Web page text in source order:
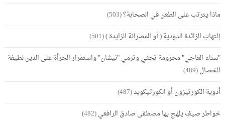
ماذا يترتب على الطعن في الصحابة؟(503)
إلتهاب الزائدة الدودية ( أو المصرانة الزايدة )(501)
"سناء العاجي" محرومة تحثي وترمي "نيشان" واستمرار الجرأة على الدين لطيفة
الخصال(489)
أدوية الكورتيزون أو الكورتيكويد(487)
خواطر صيف يلهج بها مصطفى صادق الرافعي(482)